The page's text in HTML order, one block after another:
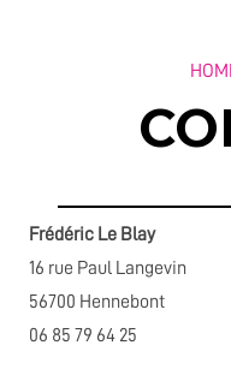
Frédéric Le Blay
16 rue Paul Langevin
56700 Hennebont
06 85 79 64 25